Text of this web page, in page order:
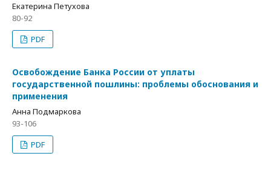
Екатерина Петухова
80-92
PDF
Освобождение Банка России от уплаты
государственной пошлины: проблемы обоснования и
применения
Анна Подмаркова
93-106
PDF